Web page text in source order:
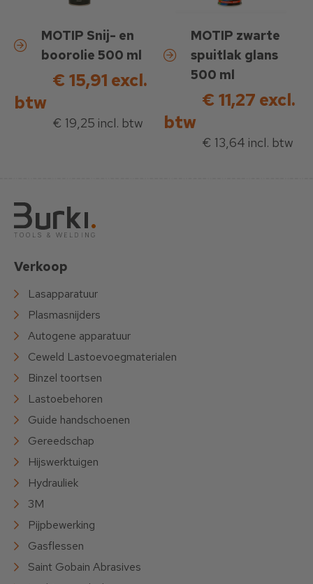
MOTIP Snij- en
boorolie 500 ml
€ 15,91 excl.
btw
€ 19,25 incl. btw
MOTIP zwarte
spuitlak glans
500 ml
€ 11,27 excl.
btw
€ 13,64 incl. btw
Verkoop
Lasapparatuur
Plasmasnijders
Autogene apparatuur
Ceweld Lastoevoegmaterialen
Binzel toortsen
Lastoebehoren
Guide handschoenen
Gereedschap
Hijswerktuigen
Hydrauliek
3M
Pijpbewerking
Gasflessen
Saint Gobain Abrasives